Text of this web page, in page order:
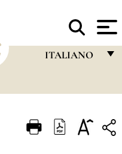
ITALIANO
ITALIANO